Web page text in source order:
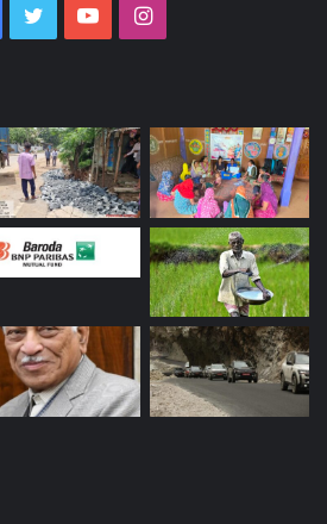
Facebook
Twitter YouTubeInstagram